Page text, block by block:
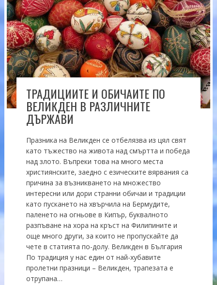
ТРАДИЦИИТЕ И ОБИЧАИТЕ ПО
ВЕЛИКДЕН В РАЗЛИЧНИТЕ
ДЪРЖАВИ
Празника на Великден се отбелязва из цял свят
като тъжество на живота над смъртта и победа
над злото. Въпреки това на много места
християнските, заедно с езическите вярвания са
причина за възникването на множество
интересни или дори странни обичаи и традиции
като пускането на хвърчила на Бермудите,
паленето на огньове в Кипър, буквалното
разпъване на хора на кръст на Филипините и
още много други, за които не пропускайте да
чете в статията по-долу. Великден в България
По традиция у нас един от най-хубавите
пролетни празници – Великден, трапезата е
отрупана…